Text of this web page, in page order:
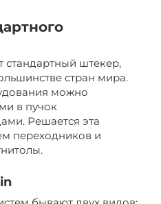
штекер,
стран мира.
можно
в пучок
Решается эта
переходников и